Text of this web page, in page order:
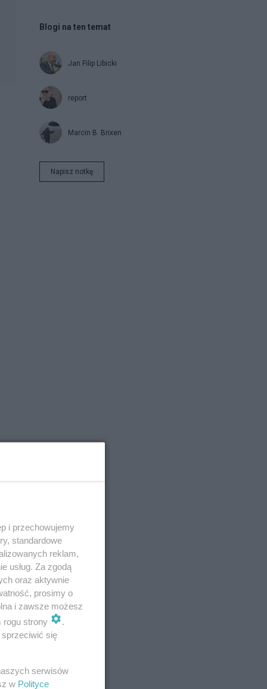
Blogi na ten temat
Jan Filip Libicki
report
Marcin B. Brixen
Napisz notkę
i przechowujemy
standardowe
reklam,
usług. Za zgodą
oraz aktywnie
prosimy o
i zawsze możesz
rogu strony
.
się
serwisów
w Polityce